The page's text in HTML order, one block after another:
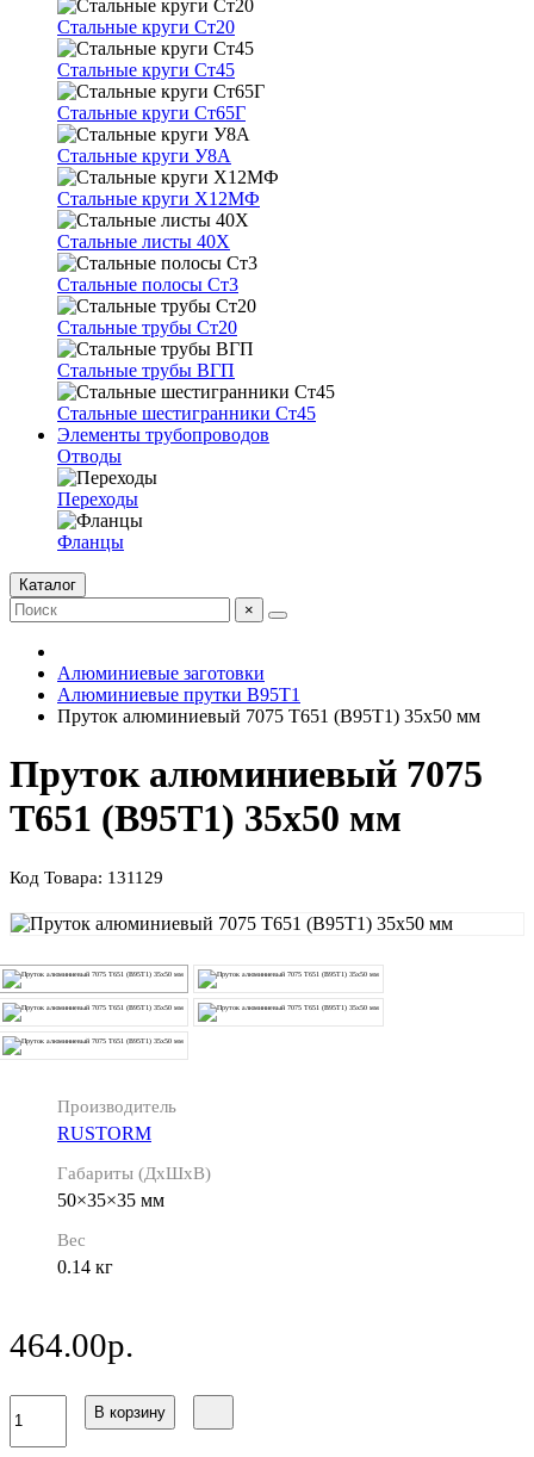
Стальные круги Ст20
Стальные круги Ст45
Стальные круги Ст65Г
Стальные круги У8А
Стальные круги Х12МФ
Стальные листы 40Х
Стальные полосы Ст3
Стальные трубы Ст20
Стальные трубы ВГП
Стальные шестигранники Ст45
Элементы трубопроводов
Отводы
Переходы
Фланцы
Каталог
×
Алюминиевые заготовки
Алюминиевые прутки В95Т1
Пруток алюминиевый 7075 Т651 (В95Т1) 35х50 мм
Пруток алюминиевый 7075
Т651 (В95Т1) 35х50 мм
Код Товара: 131129
Производитель
RUSTORM
Габариты (ДхШхВ)
50×35×35 мм
Вес
0.14 кг
464.00р.
В корзину